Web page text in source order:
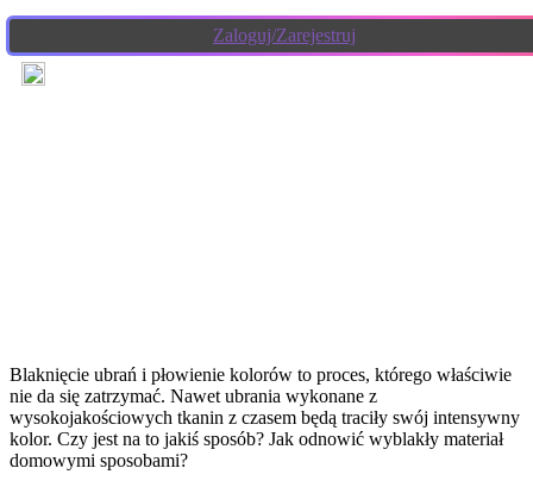
Zaloguj/Zarejestruj
Blaknięcie ubrań i płowienie kolorów to proces, którego właściwie
nie da się zatrzymać. Nawet ubrania wykonane z
wysokojakościowych tkanin z czasem będą traciły swój intensywny
kolor. Czy jest na to jakiś sposób? Jak odnowić wyblakły materiał
domowymi sposobami?